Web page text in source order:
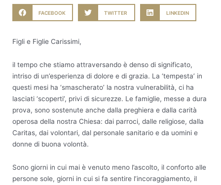
FACEBOOK TWITTER LINKEDIN
Figli e Figlie Carissimi,
il tempo che stiamo attraversando è denso di significato,
intriso di un’esperienza di dolore e di grazia. La ‘tempesta’ in
questi mesi ha ‘smascherato’ la nostra vulnerabilità, ci ha
lasciati ‘scoperti’, privi di sicurezze. Le famiglie, messe a dura
prova, sono sostenute anche dalla preghiera e dalla carità
operosa della nostra Chiesa: dai parroci, dalle religiose, dalla
Caritas, dai volontari, dal personale sanitario e da uomini e
donne di buona volontà.
Sono giorni in cui mai è venuto meno l’ascolto, il conforto alle
persone sole, giorni in cui si fa sentire l’incoraggiamento, il